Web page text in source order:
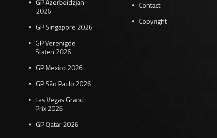
GP Azerbeidzjan
2026
GP Singapore 2026
GP Verenigde
Staten 2026
GP Mexico 2026
GP São Paulo 2026
Las Vegas Grand
Prix 2026
GP Qatar 2026
Contact
Copyright